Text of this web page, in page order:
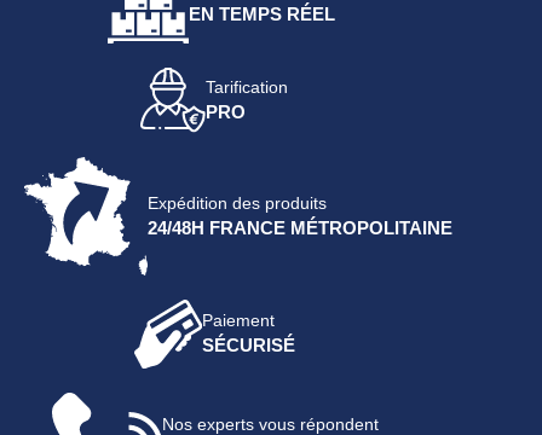
EN TEMPS RÉEL
Tarification
PRO
Expédition des produits
24/48H FRANCE MÉTROPOLITAINE
Paiement
SÉCURISÉ
Nos experts vous répondent